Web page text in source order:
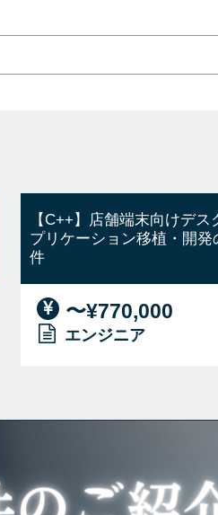
【C++】店舗端末向けデス
プリケーション移植・開発
件
〜¥770,000
エンジニア